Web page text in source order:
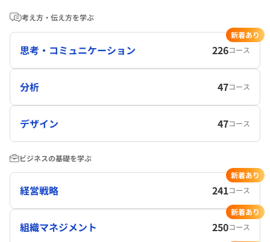
考え方・伝え方を学ぶ
思考・コミュニケーション 226コース
新着あり
分析 47コース
デザイン 47コース
ビジネスの基礎を学ぶ
経営戦略 241コース
新着あり
組織マネジメント 250コース
新着あり